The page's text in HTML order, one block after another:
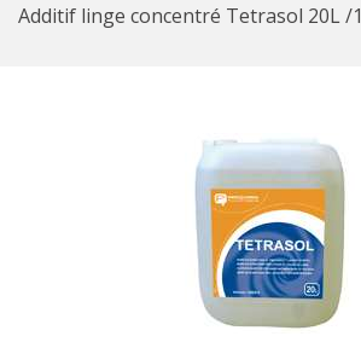
Additif linge concentré Tetrasol 20L /1